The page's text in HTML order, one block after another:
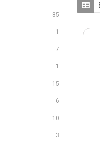
85
1
7
1
15
6
10
3